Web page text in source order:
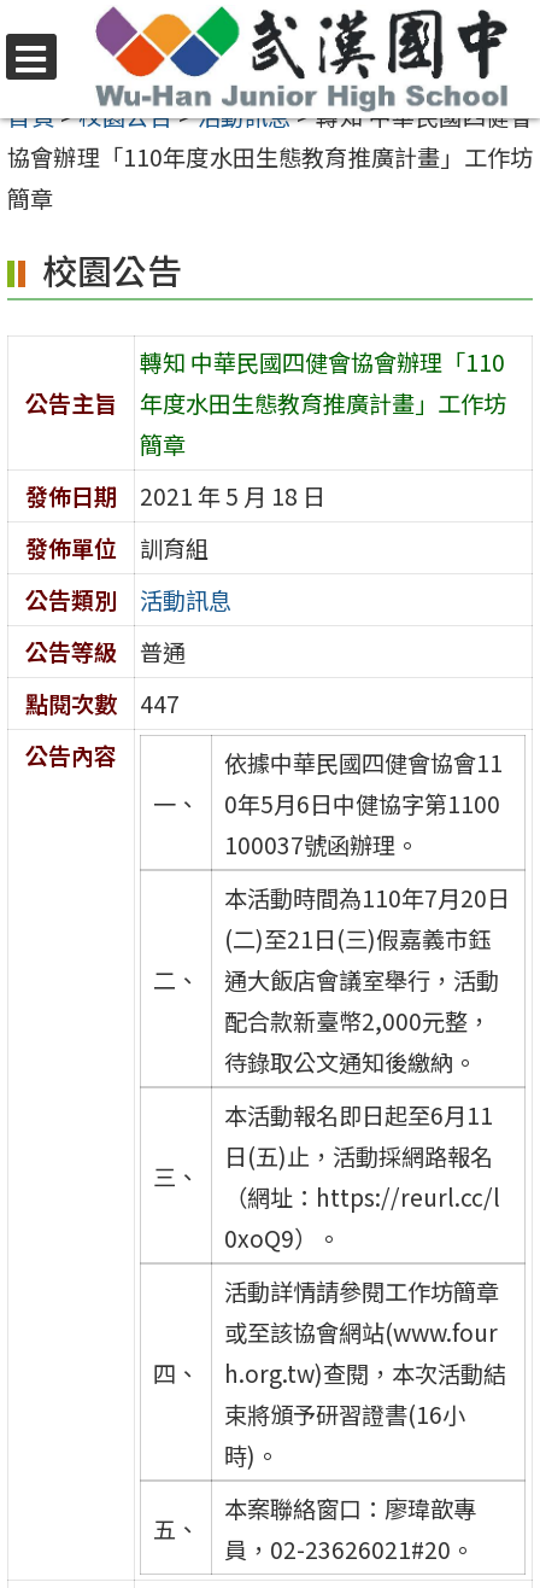
至
要
內
區
選
單
首頁>校園公告>活動訊息>轉知 中華民國四健會
協會辦理「110年度水田生態教育推廣計畫」工作坊
簡章
校園公告
公告主旨
轉知 中華民國四健會協會辦理「110
年度水田生態教育推廣計畫」工作坊
簡章
發佈日期
2021 年 5 月 18 日
發佈單位
訓育組
公告類別
活動訊息
公告等級
普通
點閱次數
447
公告內容
一、
依據中華民國四健會協會11
0年5月6日中健協字第1100
100037號函辦理。
二、
本活動時間為110年7月20日
(二)至21日(三)假嘉義市鈺
通大飯店會議室舉行，活動
配合款新臺幣2,000元整，
待錄取公文通知後繳納。
三、
本活動報名即日起至6月11
日(五)止，活動採網路報名
（網址：https://reurl.cc/l
0xoQ9）。
四、
活動詳情請參閱工作坊簡章
或至該協會網站(www.four
h.org.tw)查閱，本次活動結
束將頒予研習證書(16小
時)。
五、
本案聯絡窗口：廖瑋歆專
員，02-23626021#20。